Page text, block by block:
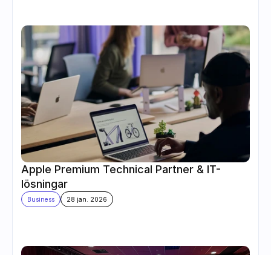
Apple Premium Technical Partner & IT-
lösningar
Business 28 jan. 2026